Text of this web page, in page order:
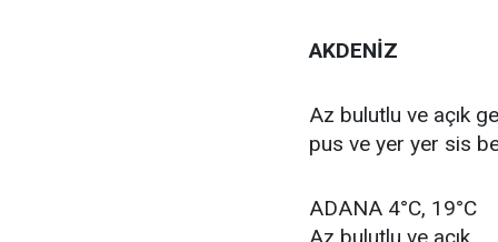
AKDENİZ
Az bulutlu ve açık
pus ve yer yer sis
ADANA 4°C, 19°C